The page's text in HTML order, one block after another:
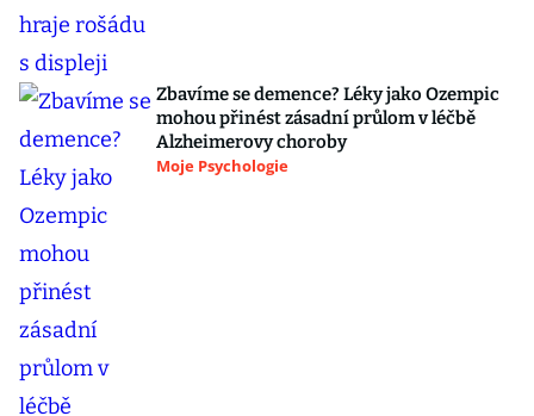
Zbavíme se demence? Léky jako Ozempic
mohou přinést zásadní průlom v léčbě
Alzheimerovy choroby
Moje Psychologie